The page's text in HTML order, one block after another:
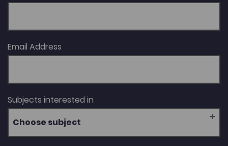
Email Address
Subjects interested in
Choose subject